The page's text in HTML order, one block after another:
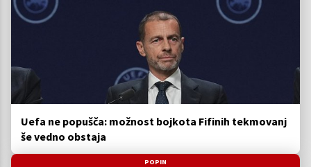
Uefa ne popušča: možnost bojkota Fifinih tekmovanj
še vedno obstaja
POPIN